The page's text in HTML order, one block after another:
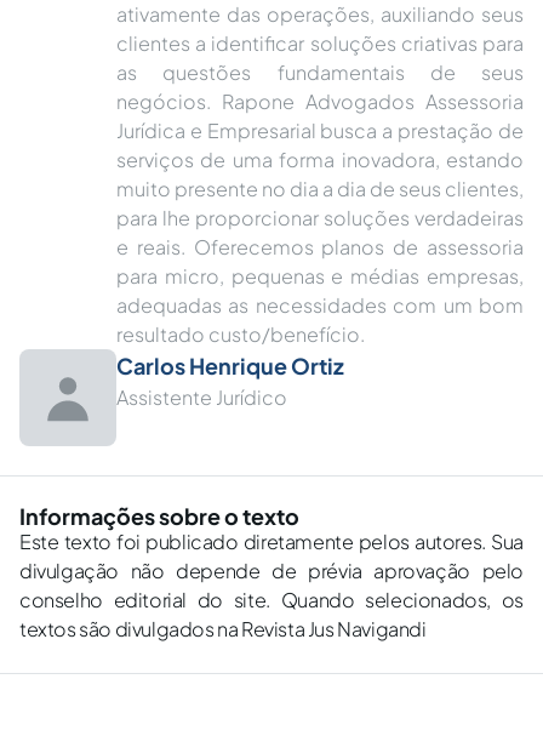
ativamente das operações, auxiliando seus
clientes a identificar soluções criativas para
as questões fundamentais de seus
negócios. Rapone Advogados Assessoria
Jurídica e Empresarial busca a prestação de
serviços de uma forma inovadora, estando
muito presente no dia a dia de seus clientes,
para lhe proporcionar soluções verdadeiras
e reais. Oferecemos planos de assessoria
para micro, pequenas e médias empresas,
adequadas as necessidades com um bom
resultado custo/benefício.
Carlos Henrique Ortiz
Assistente Jurídico
Informações sobre o texto
Este texto foi publicado diretamente pelos autores. Sua
divulgação não depende de prévia aprovação pelo
conselho editorial do site. Quando selecionados, os
textos são divulgados na Revista Jus Navigandi